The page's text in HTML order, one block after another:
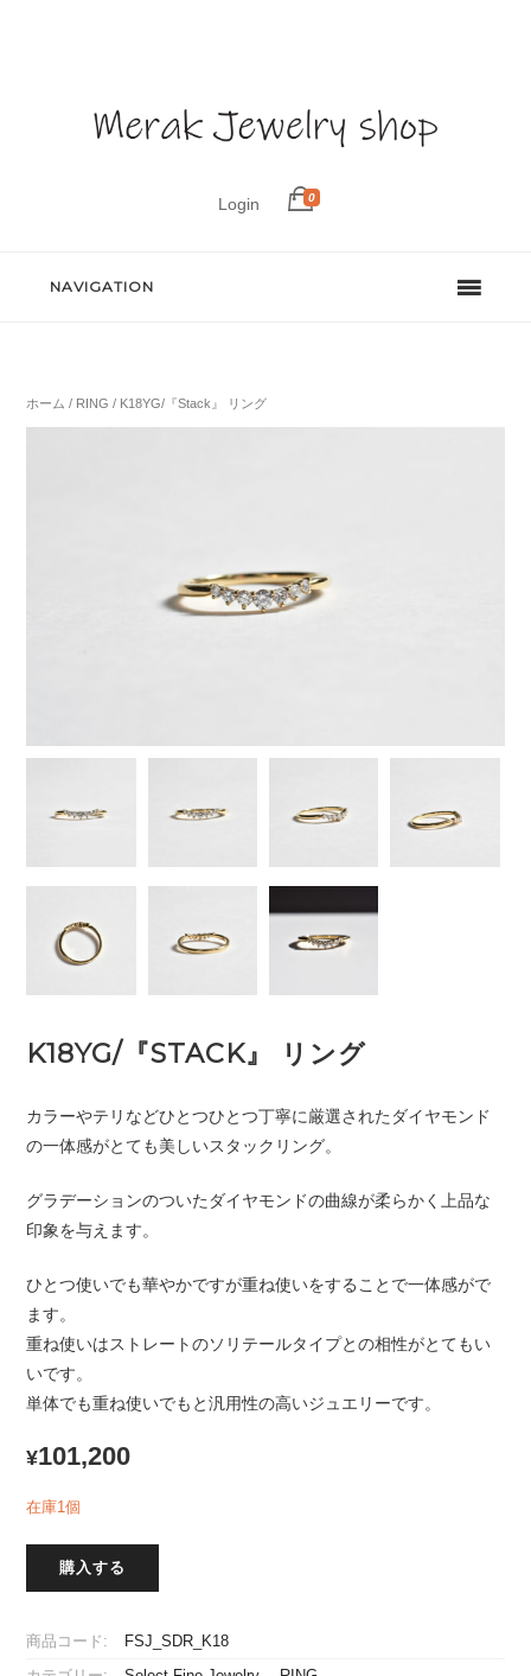
Login 0
NAVIGATION
ホーム / RING / K18YG/『Stack』 リング
K18YG/『STACK』 リング
カラーやテリなどひとつひとつ丁寧に厳選されたダイヤモンド
の一体感がとても美しいスタックリング。
グラデーションのついたダイヤモンドの曲線が柔らかく上品な
印象を与えます。
ひとつ使いでも華やかですが重ね使いをすることで一体感がで
ます。
重ね使いはストレートのソリテールタイプとの相性がとてもい
いです。
単体でも重ね使いでもと汎用性の高いジュエリーです。
¥101,200
在庫1個
購入する
商品コード: FSJ_SDR_K18